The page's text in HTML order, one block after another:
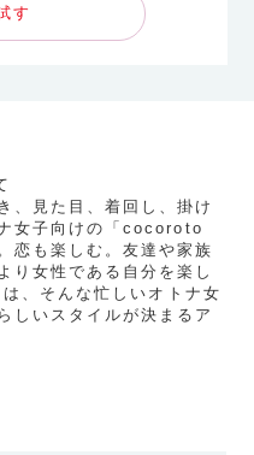
す
、見た目、着回し、掛け
女子向けの「cocoroto
恋も楽しむ。友達や家族
り女性である自分を楽し
、そんな忙しいオトナ女
しいスタイルが決まるア